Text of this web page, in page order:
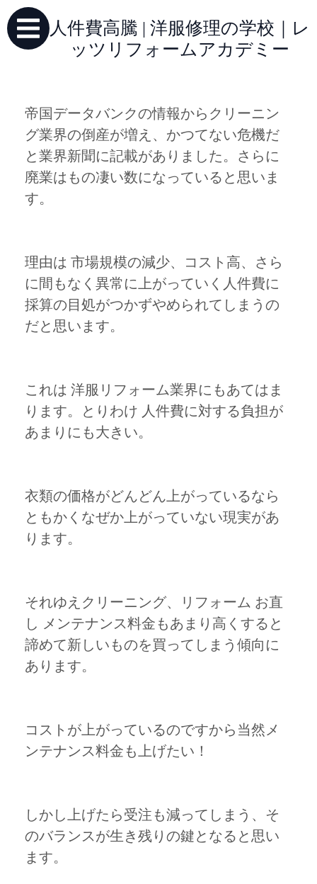
人件費高騰 | 洋服修理の学校｜レ
ッツリフォームアカデミー
帝国データバンクの情報からクリーニン
グ業界の倒産が増え、かつてない危機だ
と業界新聞に記載がありました。さらに
廃業はもの凄い数になっていると思いま
す。
理由は 市場規模の減少、コスト高、さら
に間もなく異常に上がっていく人件費に
採算の目処がつかずやめられてしまうの
だと思います。
これは 洋服リフォーム業界にもあてはま
ります。とりわけ 人件費に対する負担が
あまりにも大きい。
衣類の価格がどんどん上がっているなら
ともかくなぜか上がっていない現実があ
ります。
それゆえクリーニング、リフォーム お直
し メンテナンス料金もあまり高くすると
諦めて新しいものを買ってしまう傾向に
あります。
コストが上がっているのですから当然メ
ンテナンス料金も上げたい！
しかし上げたら受注も減ってしまう、そ
のバランスが生き残りの鍵となると思い
ます。